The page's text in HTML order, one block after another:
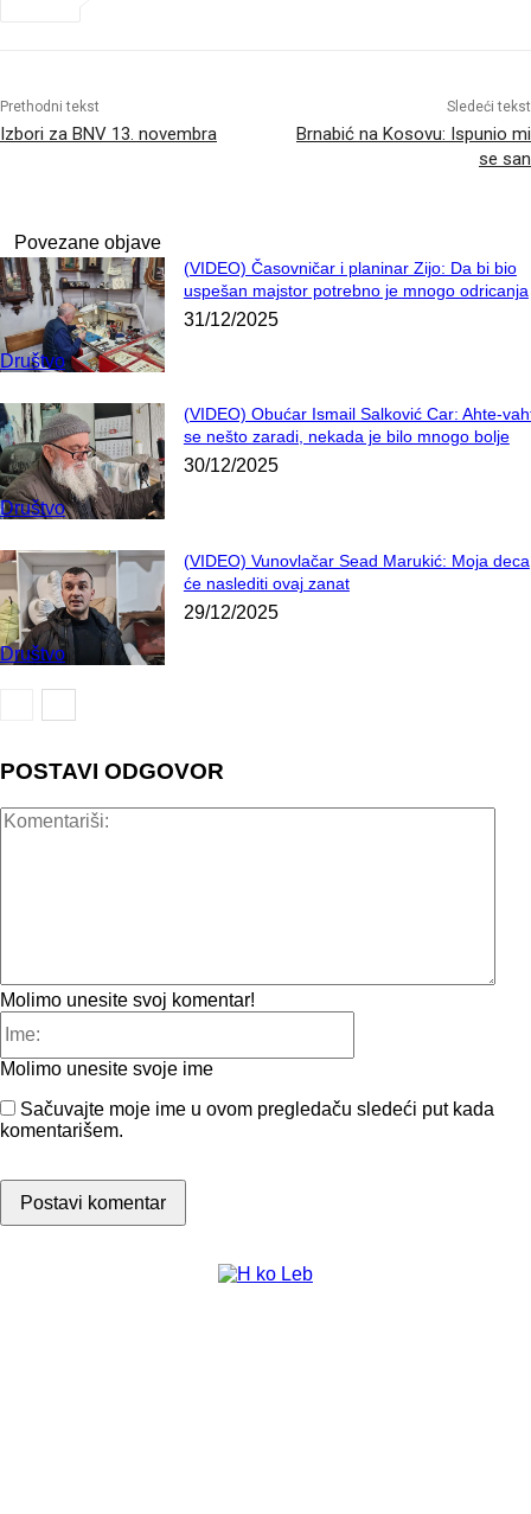
Prethodni tekst
Izbori za BNV 13. novembra
Sledeći tekst
Brnabić na Kosovu: Ispunio mi
se san
Povezane objave
Društvo
(VIDEO) Časovničar i planinar Zijo: Da bi bio
uspešan majstor potrebno je mnogo odricanja
31/12/2025
Društvo
(VIDEO) Obućar Ismail Salković Car: Ahte-
se nešto zaradi, nekada je bilo mnogo bolje
30/12/2025
Društvo
(VIDEO) Vunovlačar Sead Marukić: Moja deca
će naslediti ovaj zanat
29/12/2025
POSTAVI ODGOVOR
Molimo unesite svoj komentar!
Molimo unesite svoje ime
Sačuvajte moje ime u ovom pregledaču sledeći put kada
komentarišem.